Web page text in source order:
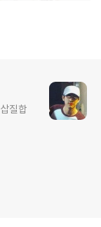
질합